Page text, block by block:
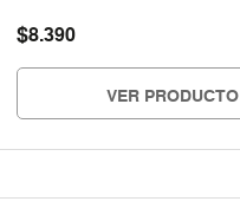
$8.390
VER PRODUCTO